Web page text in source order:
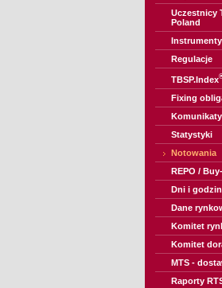
Uczestnicy
Poland
Instrumenty
Regulacje
TBSP.Index
Fixing
Komunikaty
Statystyki
Notowania
REPO /
Dni i
Dane
Komitet
Komitet
MTS -
Raporty